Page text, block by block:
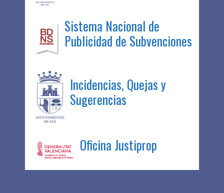
Sistema Nacional de
Publicidad de Subvenciones
Incidencias, Quejas y
Sugerencias
Oficina Justiprop